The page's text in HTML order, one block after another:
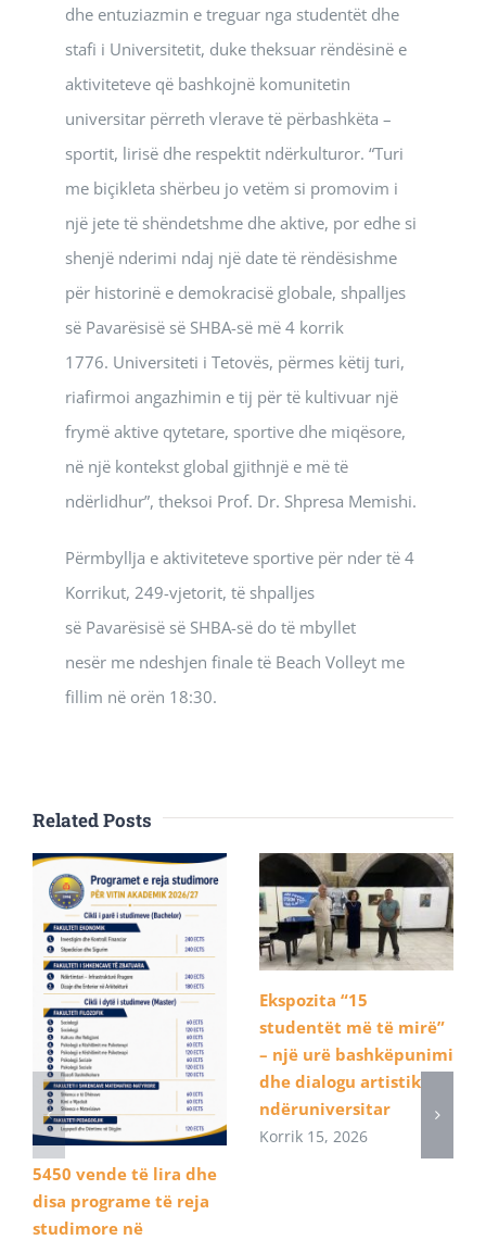
dhe entuziazmin e treguar nga studentët dhe
stafi i Universitetit, duke theksuar rëndësinë e
aktiviteteve që bashkojnë komunitetin
universitar përreth vlerave të përbashkëta –
sportit, lirisë dhe respektit ndërkulturor. “Turi
me biçikleta shërbeu jo vetëm si promovim i
një jete të shëndetshme dhe aktive, por edhe si
shenjë nderimi ndaj një date të rëndësishme
për historinë e demokracisë globale, shpalljes
së Pavarësisë së SHBA-së më 4 korrik
1776. Universiteti i Tetovës, përmes këtij turi,
riafirmoi angazhimin e tij për të kultivuar një
frymë aktive qytetare, sportive dhe miqësore,
në një kontekst global gjithnjë e më të
ndërlidhur”, theksoi Prof. Dr. Shpresa Memishi.
Përmbyllja e aktiviteteve sportive për nder të 4
Korrikut, 249-vjetorit, të shpalljes
së Pavarësisë së SHBA-së do të mbyllet
nesër me ndeshjen finale të Beach Volleyt me
fillim në orën 18:30.
Related Posts
5450 vende të lira dhe
disa programe të reja
studimore në
Ekspozita “15
studentët më të mirë”
– një urë bashkëpunimi
dhe dialogu artistik
ndëruniversitar
Korrik 15, 2026